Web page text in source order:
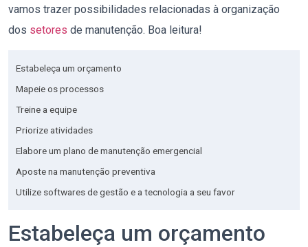
vamos trazer possibilidades relacionadas à organização
dos setores de manutenção. Boa leitura!
Estabeleça um orçamento
Mapeie os processos
Treine a equipe
Priorize atividades
Elabore um plano de manutenção emergencial
Aposte na manutenção preventiva
Utilize softwares de gestão e a tecnologia a seu favor
Estabeleça um orçamento